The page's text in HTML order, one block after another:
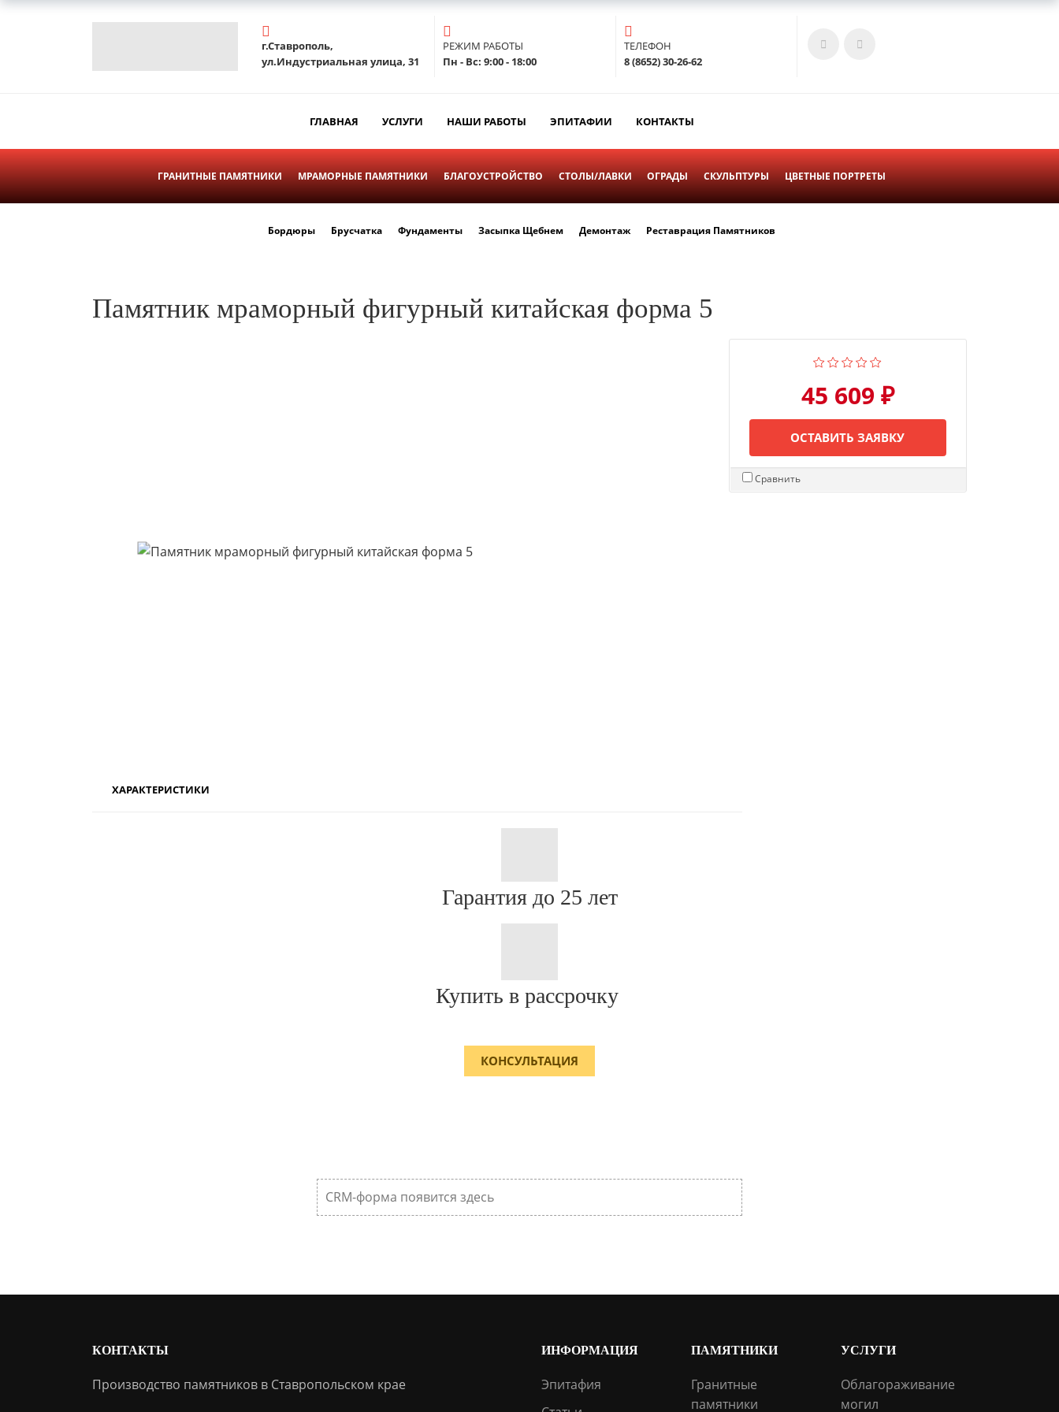
г.Ставрополь,
ул.Индустриальная улица, 31
РЕЖИМ РАБОТЫ
Пн - Вс: 9:00 - 18:00
ТЕЛЕФОН
8 (8652) 30-26-62
ГЛАВНАЯ УСЛУГИ НАШИ РАБОТЫ ЭПИТАФИИ КОНТАКТЫ
ГРАНИТНЫЕ ПАМЯТНИКИ МРАМОРНЫЕ ПАМЯТНИКИ БЛАГОУСТРОЙСТВО СТОЛЫ/ЛАВКИ ОГРАДЫ СКУЛЬПТУРЫ ЦВЕТНЫЕ ПОРТРЕТЫ
Бордюры Брусчатка Фундаменты Засыпка Щебнем Демонтаж Реставрация Памятников
Памятник мраморный фигурный китайская форма 5
45 609 ₽
ОСТАВИТЬ ЗАЯВКУ
Сравнить
ХАРАКТЕРИСТИКИ
Гарантия до 25 лет
Купить в рассрочку
КОНСУЛЬТАЦИЯ
CRM-форма появится здесь
КОНТАКТЫ
Производство памятников в Ставропольском крае
ИНФОРМАЦИЯ
Эпитафия
ПАМЯТНИКИ
Гранитные
памятники
УСЛУГИ
Облагораживание
могил